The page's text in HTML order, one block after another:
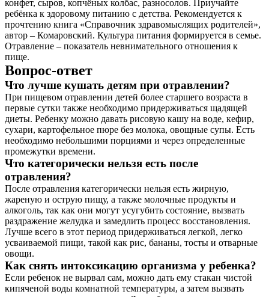
конфет, сыров, копчёных колбас, разносолов. Приучайте
ребёнка к здоровому питанию с детства. Рекомендуется к
прочтению книга «Справочник здравомыслящих родителей»,
автор – Комаровский. Культура питания формируется в семье.
Отравление – показатель невнимательного отношения к
пище.
Вопрос-ответ
Что лучше кушать детям при отравлении?
При пищевом отравлении детей более старшего возраста в
первые сутки также необходимо придерживаться щадящей
диеты. Ребенку можно давать рисовую кашу на воде, кефир,
сухари, картофельное пюре без молока, овощные супы. Есть
необходимо небольшими порциями и через определенные
промежутки времени.
Что категорически нельзя есть после
отравления?
После отравления категорически нельзя есть жирную,
жареную и острую пищу, а также молочные продукты и
алкоголь, так как они могут усугубить состояние, вызвать
раздражение желудка и замедлить процесс восстановления.
Лучше всего в этот период придерживаться легкой, легко
усваиваемой пищи, такой как рис, бананы, тосты и отварные
овощи.
Как снять интоксикацию организма у ребенка?
Если ребенок не вырвал сам, можно дать ему стакан чистой
кипяченой воды комнатной температуры, а затем вызвать